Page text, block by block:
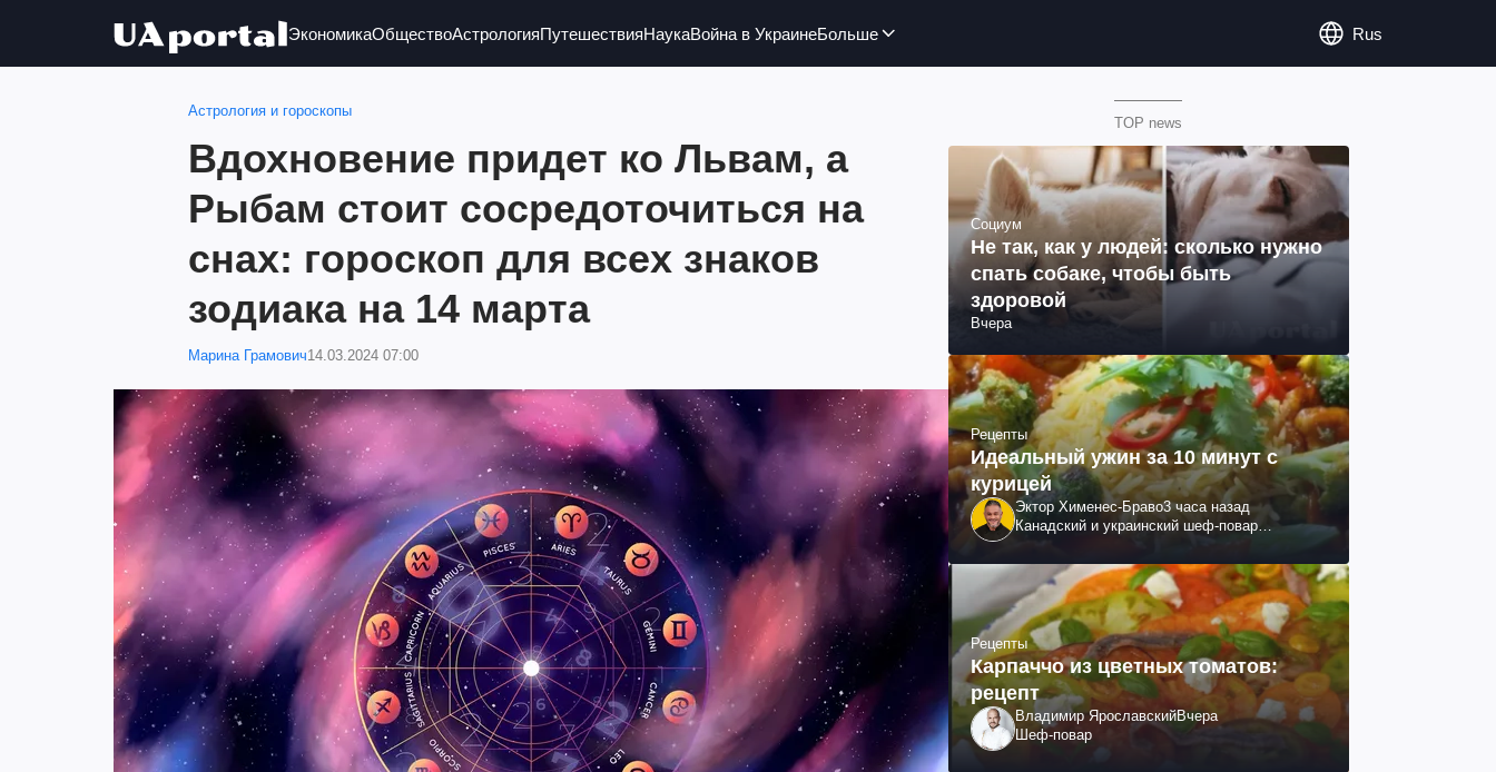
ЭкономикаОбществоАстрологияПутешествияНаукаВойна в УкраинеБольше Rus
Астрология и гороскопы
Вдохновение придет ко Львам, а
Рыбам стоит сосредоточиться на
снах: гороскоп для всех знаков
зодиака на 14 марта
Марина Грамович14.03.2024 07:00
TOP news
Социум
Не так, как у людей: сколько нужно
спать собаке, чтобы быть
здоровой
Вчера
Рецепты
Идеальный ужин за 10 минут с
курицей
Эктор Хименес-Браво3 часа назад
Канадский и украинский шеф-повар
телеведущий
Рецепты
Карпаччо из цветных томатов:
рецепт
Владимир ЯрославскийВчера
Шеф-повар